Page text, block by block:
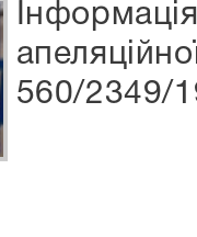
560/2349/